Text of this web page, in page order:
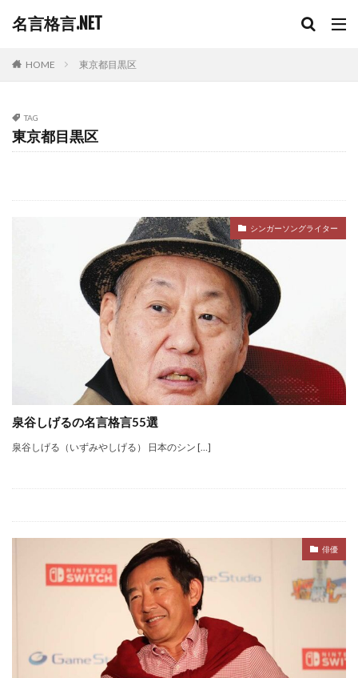
名言格言.NET
HOME 東京都目黒区
TAG
東京都目黒区
シンガーソングライター
泉谷しげるの名言格言55選
泉谷しげる（いずみやしげる） 日本のシン […]
俳優